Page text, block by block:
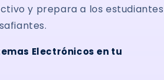
y prepara a los estudiantes
Electrónicos en tu